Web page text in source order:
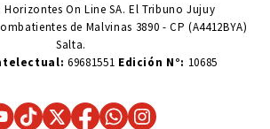
Horizontes On Line SA. El Tribuno Jujuy
de Malvinas 3890 - CP (A4412BYA)
Salta.
69681551 Edición N°: 10685